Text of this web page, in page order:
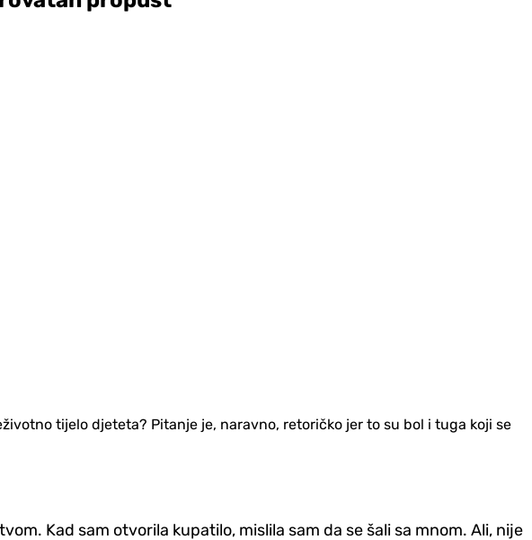
tijelo djeteta? Pitanje je, naravno, retoričko jer to su bol i tuga koji se
Kad sam otvorila kupatilo, mislila sam da se šali sa mnom. Ali, nije